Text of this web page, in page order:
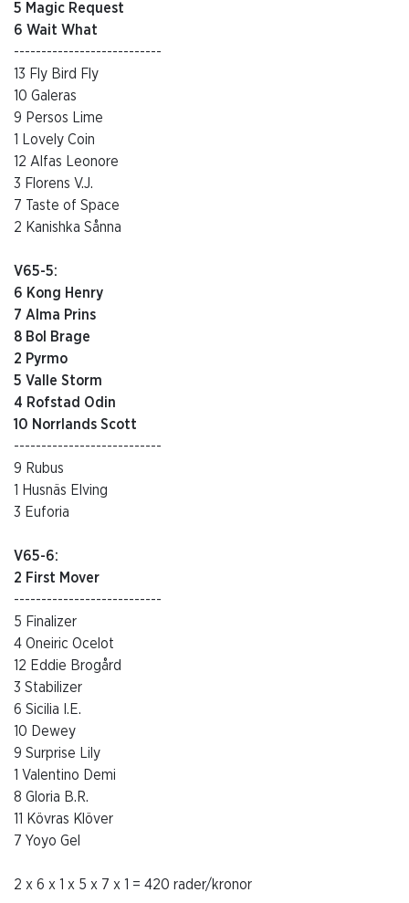
5 Magic Request
6 Wait What
---------------------------
13 Fly Bird Fly
10 Galeras
9 Persos Lime
1 Lovely Coin
12 Alfas Leonore
3 Florens V.J.
7 Taste of Space
2 Kanishka Sånna
V65-5:
6 Kong Henry
7 Alma Prins
8 Bol Brage
2 Pyrmo
5 Valle Storm
4 Rofstad Odin
10 Norrlands Scott
---------------------------
9 Rubus
1 Husnäs Elving
3 Euforia
V65-6:
2 First Mover
---------------------------
5 Finalizer
4 Oneiric Ocelot
12 Eddie Brogård
3 Stabilizer
6 Sicilia I.E.
10 Dewey
9 Surprise Lily
1 Valentino Demi
8 Gloria B.R.
11 Kövras Klöver
7 Yoyo Gel
2 x 6 x 1 x 5 x 7 x 1 = 420 rader/kronor